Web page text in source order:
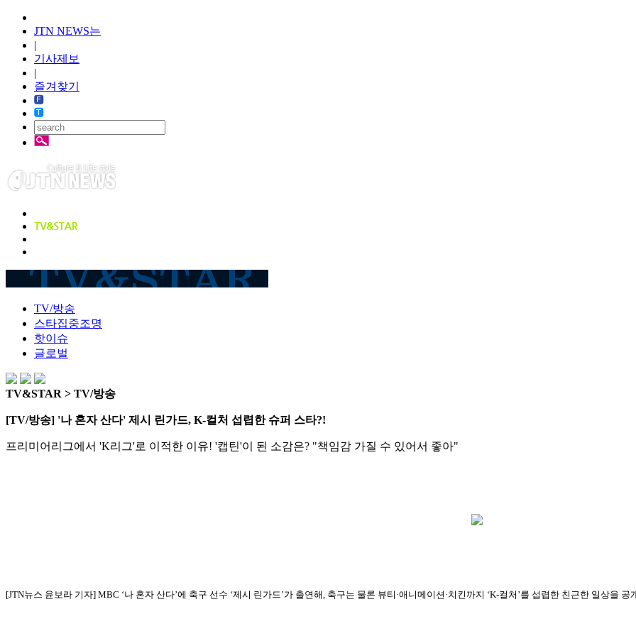
JTN NEWS는
|
기사제보
|
즐겨찾기
TV/방송
스타집중조명
핫이슈
글로벌
TV&STAR > TV/방송
[TV/방송] '나 혼자 산다' 제시 린가드, K-컬처 섭렵한 슈퍼 스타?!
프리미어리그에서 'K리그'로 이적한 이유! '캡틴'이 된 소감은? "책임감 가질 수 있어서 좋아"
[JTN뉴스 윤보라 기자] MBC ‘나 혼자 산다’에 축구 선수 ‘제시 린가드’가 출연해, 축구는 물론 뷰티·애니메이션·치킨까지 ‘K-컬처’를 섭렵한 친근한 일상을 공